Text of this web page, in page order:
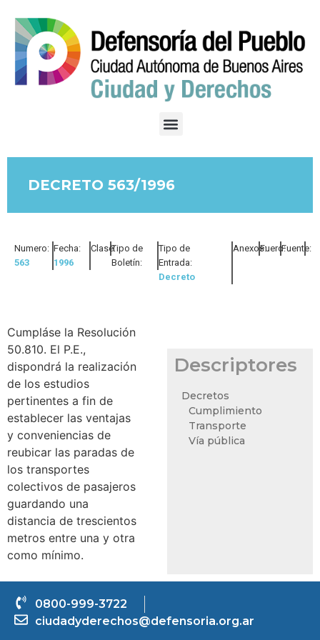
DECRETO 563/1996
Numero:
563
Fecha:
1996
Clase:Tipo de
Boletín:
Tipo de
Entrada:
Decreto
Anexos:Fuero:Fuente:
Cumpláse la Resolución
50.810. El P.E.,
dispondrá la realización
de los estudios
pertinentes a fin de
establecer las ventajas
y conveniencias de
reubicar las paradas de
los transportes
colectivos de pasajeros
guardando una
distancia de trescientos
metros entre una y otra
como mínimo.
Descriptores
Decretos
Cumplimiento
Transporte
Vía pública
0800-999-3722
ciudadyderechos@defensoria.org.ar